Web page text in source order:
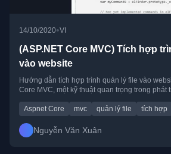
14/10/2020•VI
(ASP.NET Core MVC) Tích hợp
vào website
Hướng dẫn tích hợp trình quản lý file vào
Core MVC, một kỹ thuật quan trọng trong phát
Aspnet Core mvc quản lý file tích hợp
Nguyễn Văn Xuân